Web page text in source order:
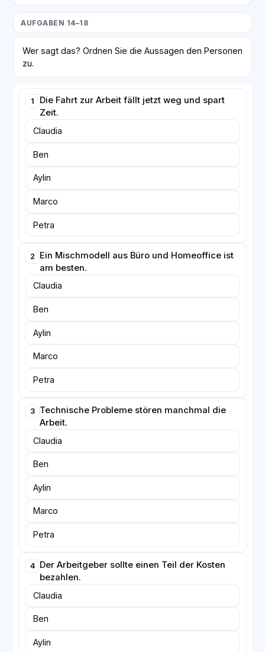
AUFGABEN 14–18
Wer sagt das? Ordnen Sie die Aussagen den Personen
zu.
1
Die Fahrt zur Arbeit fällt jetzt weg und spart
Zeit.
Claudia
Ben
Aylin
Marco
Petra
2
Ein Mischmodell aus Büro und Homeoffice ist
am besten.
Claudia
Ben
Aylin
Marco
Petra
3 Technische Probleme stören manchmal die
Arbeit.
Claudia
Ben
Aylin
Marco
Petra
4 Der Arbeitgeber sollte einen Teil der Kosten
bezahlen.
Claudia
Ben
Aylin